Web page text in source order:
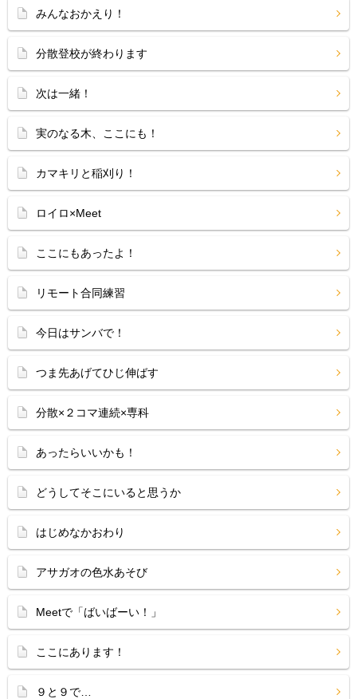
みんなおかえり！
分散登校が終わります
次は一緒！
実のなる木、ここにも！
カマキリと稲刈り！
ロイロ×Meet
ここにもあったよ！
リモート合同練習
今日はサンバで！
つま先あげてひじ伸ばす
分散×２コマ連続×専科
あったらいいかも！
どうしてそこにいると思うか
はじめなかおわり
アサガオの色水あそび
Meetで「ばいばーい！」
ここにあります！
９と９で…